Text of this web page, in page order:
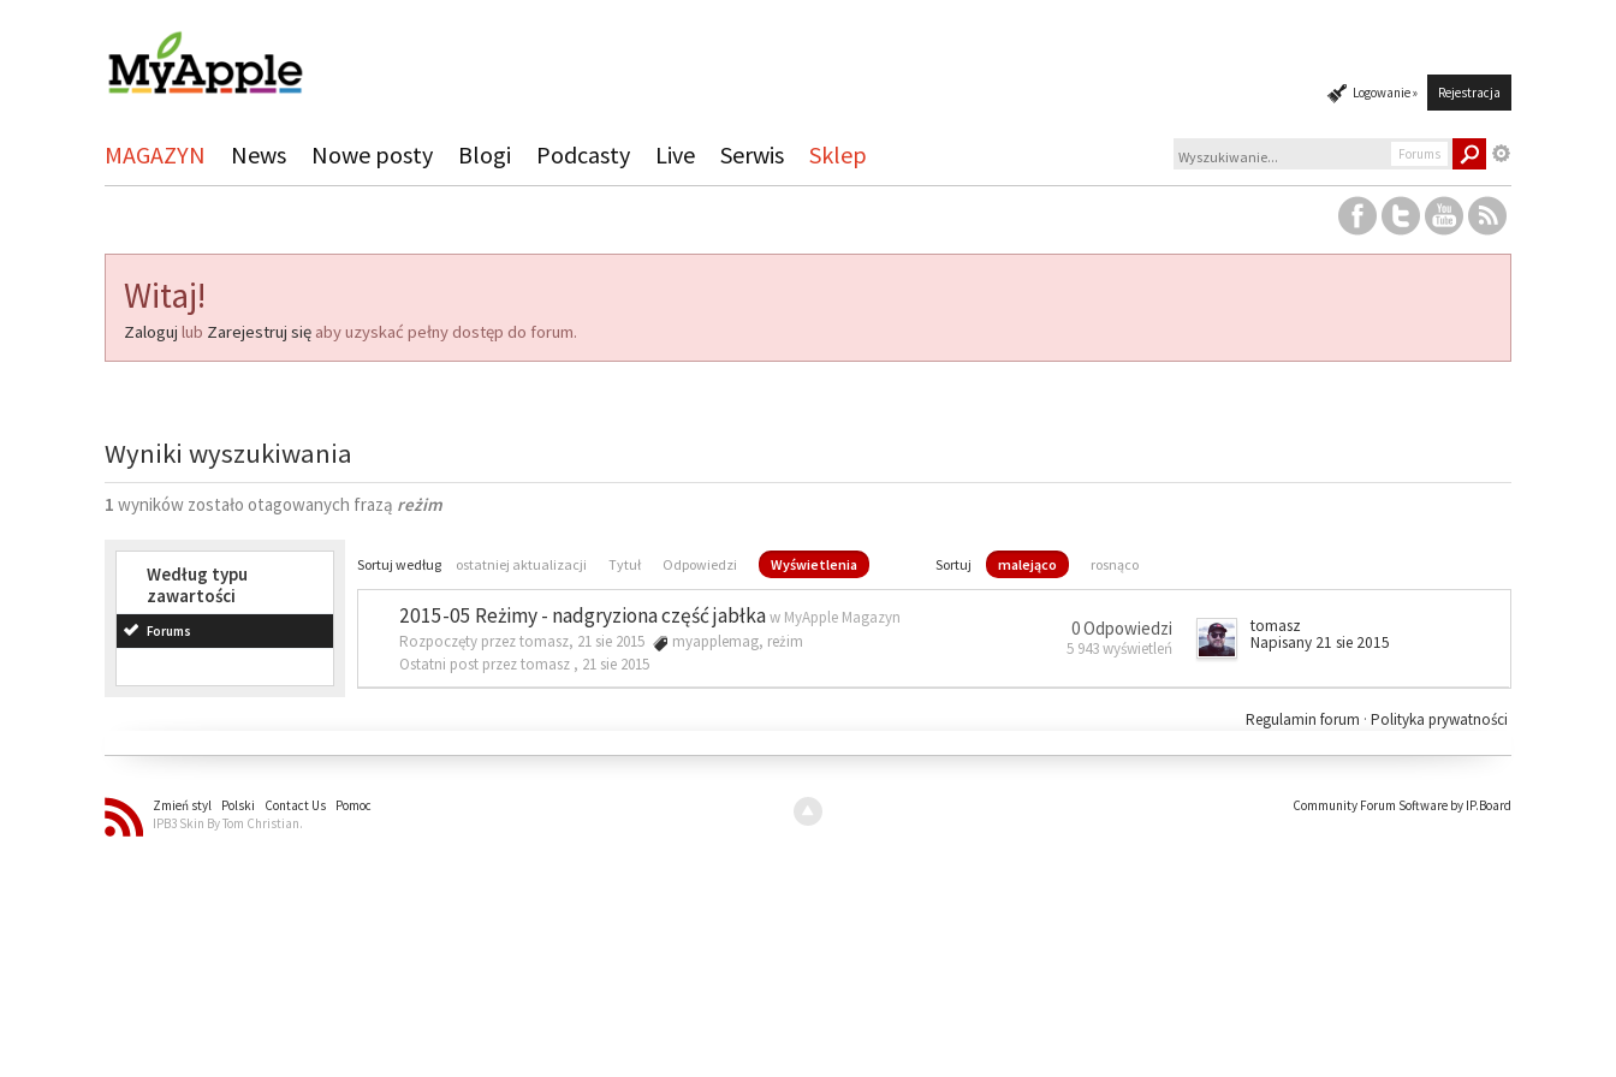
Logowanie » Rejestracja
MAGAZYN News Nowe posty Blogi Podcasty Live Serwis Sklep Forums
Witaj!
Zaloguj lub Zarejestruj się aby uzyskać pełny dostęp do forum.
Wyniki wyszukiwania
1 wyników zostało otagowanych frazą reżim
Według typu
zawartości
Forums
Sortuj według ostatniej aktualizacji Tytuł Odpowiedzi Wyświetlenia Sortuj malejąco rosnąco
2015-05 Reżimy - nadgryziona część jabłkaw MyApple Magazyn
Rozpoczęty przez tomasz, 21 sie 2015
myapplemag, reżim
Ostatni post przez tomasz , 21 sie 2015
0 Odpowiedzi
5 943 wyświetleń
tomasz
Napisany 21 sie 2015
Polityka prywatności
Regulamin forum ·
Zmień styl Polski Contact Us
Pomoc
IPB3 Skin By Tom Christian.
Community Forum Software by IP.Board